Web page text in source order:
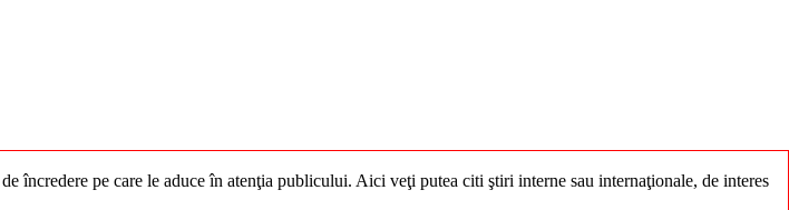
încredere pe care le aduce în atenţia publicului. Aici veţi putea citi ştiri interne sau internaţionale, de interes